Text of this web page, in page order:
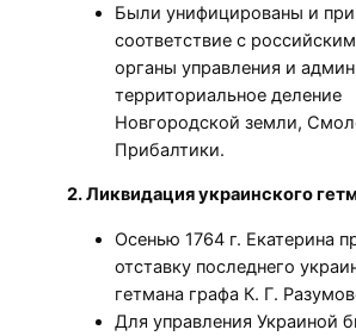
Были унифицированы и
соответствие с
органы управления и
территориальное деление
Новгородской земли,
Прибалтики.
2. Ликвидация украинского
Осенью 1764 г. Екатерина
отставку последнего
гетмана графа К. Г.
Для управления Украиной